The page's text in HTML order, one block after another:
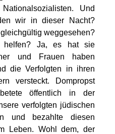
Und
wir in dieser Nacht?
weggesehen?
helfen? Ja, es hat sie
und Frauen haben
die Verfolgten in ihren
versteckt. Dompropst
öffentlich in der
verfolgten jüdischen
und bezahlte diesen
Leben. Wohl dem, der